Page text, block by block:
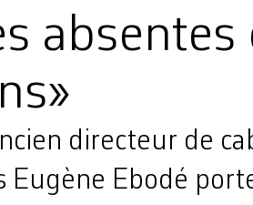
absentes
directeur de
Eugène Ebodé